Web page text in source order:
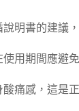
明書的建議
用期間應避
痛感，這是